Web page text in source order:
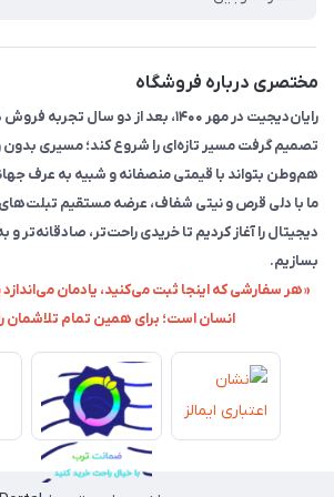
مختصری درباره فروشگاه
رایان‌دیجیت در مهر ۱۴۰۰، بعد از دو سال
تصمیم گرفت مسیر تازه‌ای را شروع کند؛ مسیری
هم‌وطن بتواند با قیمتی منصفانه و شبیه به عرف
ما با دلی قرص و نیتی شفاف، عرضه مستقیم تبلت‌های
دیجیتال را آغاز کردیم تا خریدی راحت‌تر، صادقانه‌تر
بسازیم.
«هر سفارشی که اینجا ثبت می‌کنید، یادمان
انسان است؛ برای همین تمام تلاشمان